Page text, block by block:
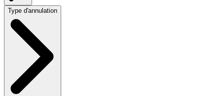
Type d'annulation